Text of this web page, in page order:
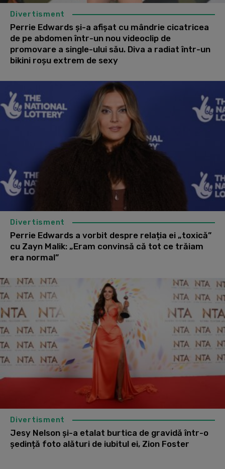
Divertisment
Perrie Edwards și-a afișat cu mândrie cicatricea
de pe abdomen într-un nou videoclip de
promovare a single-ului său. Diva a radiat într-un
bikini roșu extrem de sexy
Divertisment
Perrie Edwards a vorbit despre relația ei „toxică”
cu Zayn Malik: „Eram convinsă că tot ce trăiam
era normal”
Divertisment
Jesy Nelson și-a etalat burtica de gravidă într-o
ședință foto alături de iubitul ei, Zion Foster